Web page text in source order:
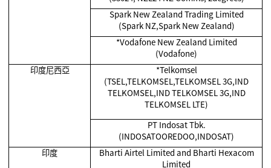
Spark New Zealand Trading Limited
(Spark NZ,Spark New Zealand)
*Vodafone New Zealand Limited
(Vodafone)
印度尼西亞
*Telkomsel
(TSEL,TELKOMSEL,TELKOMSEL 3G,IND
TELKOMSEL,IND TELKOMSEL 3G,IND
TELKOMSEL LTE)
PT Indosat Tbk.
(INDOSATOOREDOO,INDOSAT)
印度
Bharti Airtel Limited and Bharti Hexacom
Limited